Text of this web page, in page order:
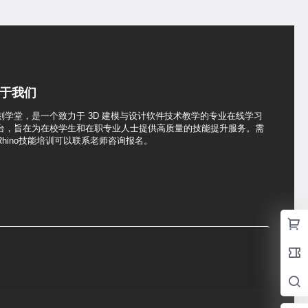
我们
学堂，是一个致力于 3D 建模与设计软件技术教学的专业在线学习
，旨在为在校学生和在职专业人士提供高质量的技能提升服务。需
技能培训可以联系老师咨询报名。